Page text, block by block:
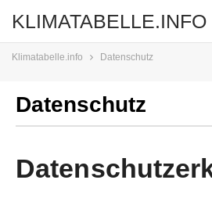
KLIMATABELLE.INFO
Klimatabelle.info Datenschutz
Datenschutz